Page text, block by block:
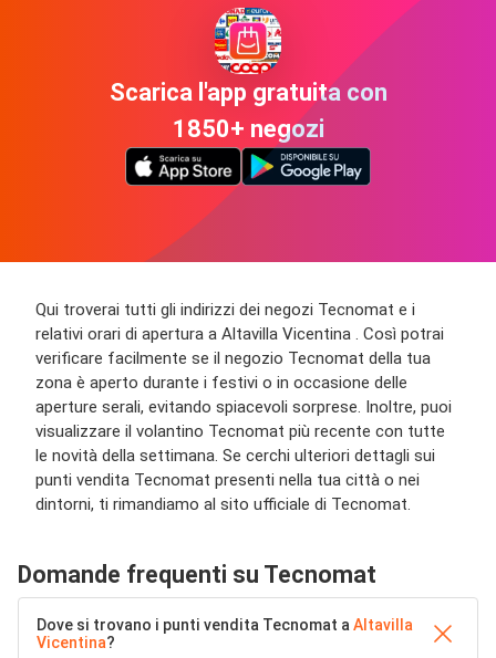
Scarica l'app gratuita con
1850+ negozi
Qui troverai tutti gli indirizzi dei negozi Tecnomat e i
relativi orari di apertura a Altavilla Vicentina . Così potrai
verificare facilmente se il negozio Tecnomat della tua
zona è aperto durante i festivi o in occasione delle
aperture serali, evitando spiacevoli sorprese. Inoltre, puoi
visualizzare il volantino Tecnomat più recente con tutte
le novità della settimana. Se cerchi ulteriori dettagli sui
punti vendita Tecnomat presenti nella tua città o nei
dintorni, ti rimandiamo al sito ufficiale di Tecnomat.
Domande frequenti su Tecnomat
Dove si trovano i punti vendita Tecnomat a Altavilla
Vicentina?